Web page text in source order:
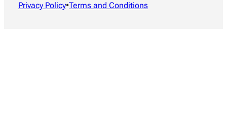
Privacy Policy•Terms and Conditions